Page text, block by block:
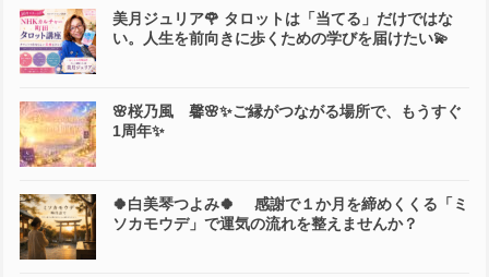
美月ジュリア🌹 タロットは「当てる」だけではな
い。人生を前向きに歩くための学びを届けたい💫
🌸桜乃風 馨🌸✨ご縁がつながる場所で、もうすぐ
1周年✨
🍀白美琴つよみ🍀 感謝で１か月を締めくくる「ミ
ソカモウデ」で運気の流れを整えませんか？